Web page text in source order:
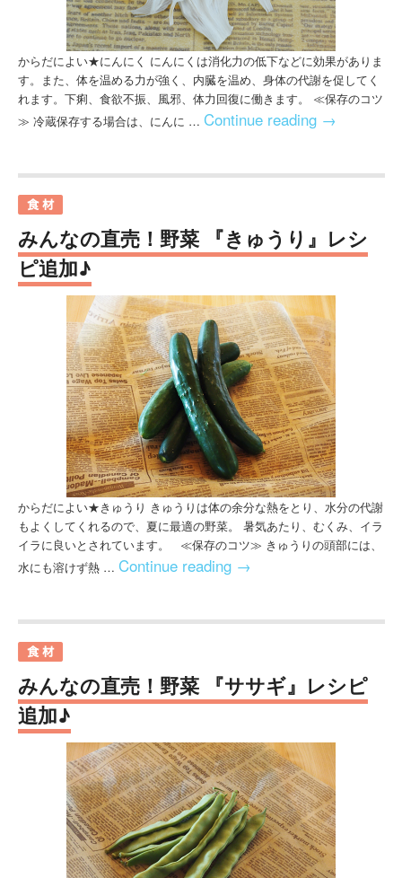
からだによい★にんにく にんにくは消化力の低下などに効果がありま
す。また、体を温める力が強く、内臓を温め、身体の代謝を促してく
れます。下痢、食欲不振、風邪、体力回復に働きます。 ≪保存のコツ
≫ 冷蔵保存する場合は、にんに … Continue reading →
みんなの直売！野菜 『きゅうり』レシ
ピ追加♪
からだによい★きゅうり きゅうりは体の余分な熱をとり、水分の代謝
もよくしてくれるので、夏に最適の野菜。 暑気あたり、むくみ、イラ
イラに良いとされています。 ≪保存のコツ≫ きゅうりの頭部には、
水にも溶けず熱 … Continue reading →
みんなの直売！野菜 『ササギ』レシピ
追加♪